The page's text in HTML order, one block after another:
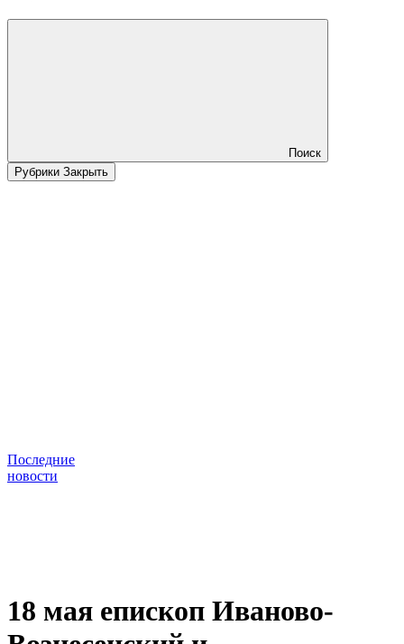
Поиск
Рубрики Закрыть
Последние
новости
18 мая епископ Иваново-